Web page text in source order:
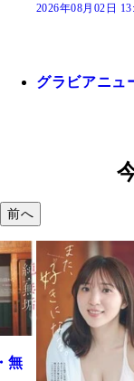
2026年08月02日
グラビアニュ
前へ